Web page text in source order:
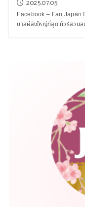
2025.07.05
Facebook – Fan Japan
บาลผีสิงใหญ่ที่สุด ทัวร์สวน